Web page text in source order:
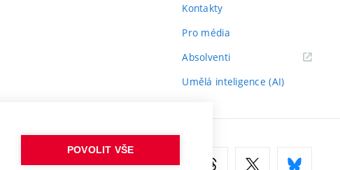
Kontakty
Pro média
Absolventi(externí
Umělá inteligence (AI)
POVOLIT VŠE